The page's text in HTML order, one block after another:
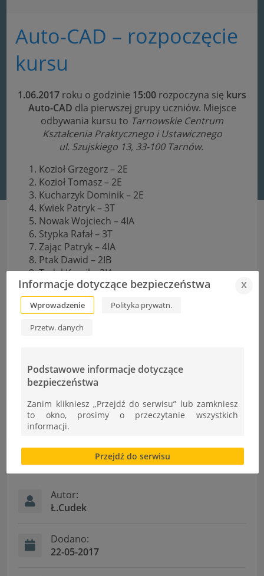
Auto-CAD – rozpoczęcie
kursu
1.06.2017 roku o godzinie 15:00 rozpoczyna się kurs
Auto-CAD dla pierwszej grupy uczniów. Miejsce
odbywania kursu to Tarnowskie Centrum
Kształcenia Praktycznego i Ustawicznego
ul. Szujskiego 13, 33-100 Tarnów.
Kozioł Grzegorz – 2E
Kozioł Tomasz – 2E
Kucharzyk Dominik – 2E
Kwiek Patryk – 3T
Nowak Wojciech – 4IA
Stypka Rafał – 3T
Zając Patryk – 4IA
Ptak Dawid – 2IB
Tadel Kamil – 3IA
Twardzik Adrian – 1M
Szczegółowy harmonogram całego kursu
Staż zagraniczny uczniów ZST – PORTUGALIA 2017
Informacje
Autor:
Ł.Cudek
Dodano:
22-05-2017
Informacje dotyczące bezpieczeństwa x
Wprowadzenie Polityka prywatn.
Przetw. danych
Podstawowe informacje dotyczące
bezpieczeństwa
Zanim klikniesz „Przejdź do serwisu” lub zamkniesz
to okno, prosimy o przeczytanie wszystkich
informacji.
Brak zgody bądź ograniczenie funkcjonalności plików
cookies lub local storage, może utrudnić lub
uniemożliwić korzystanie z Serwisu.
przetwarzania danych osobowych dostępne są cały
czas w sekcji
Przejdź do serwisu